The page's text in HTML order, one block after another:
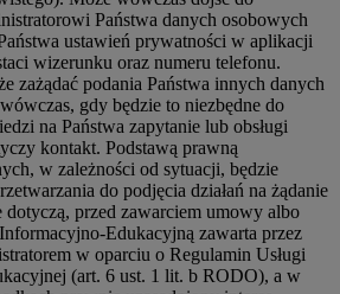
Państwa danych osobowych
ustawień prywatności w aplikacji
wizerunku oraz numeru telefonu.
zażądać podania Państwa innych danych
gdy będzie to niezbędne do
na Państwa zapytanie lub obsługi
kontakt. Podstawą prawną
w zależności od sytuacji, będzie
do podjęcia działań na żądanie
dotyczą, przed zawarciem umowy albo
Edukacyjną zawarta przez
w oparciu o Regulamin Usługi
(art. 6 ust. 1 lit. b RODO), a w